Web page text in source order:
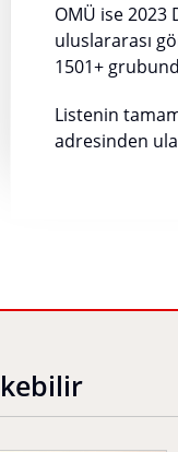
OMÜ ise 2023
uluslararası
1501+
Listenin
adresinden